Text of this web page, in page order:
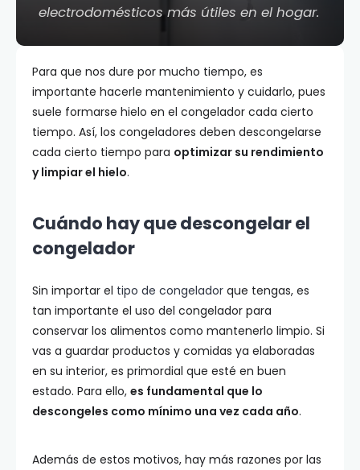
electrodomésticos más útiles en el hogar.
Para que nos dure por mucho tiempo, es
importante hacerle mantenimiento y cuidarlo, pues
suele formarse hielo en el congelador cada cierto
tiempo. Así, los congeladores deben descongelarse
cada cierto tiempo para optimizar su rendimiento
y limpiar el hielo.
Cuándo hay que descongelar el
congelador
Sin importar el tipo de congelador que tengas, es
tan importante el uso del congelador para
conservar los alimentos como mantenerlo limpio. Si
vas a guardar productos y comidas ya elaboradas
en su interior, es primordial que esté en buen
estado. Para ello, es fundamental que lo
descongeles como mínimo una vez cada año.
Además de estos motivos, hay más razones por las